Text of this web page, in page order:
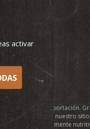
y para la exportación.
una receta! Con nuestro
preparar y altamente
activar